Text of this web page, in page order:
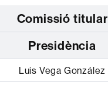
Comissió titular
Presidència
Luis Vega González